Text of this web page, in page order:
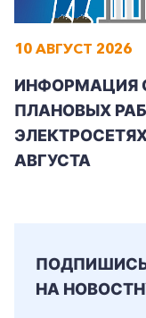
Заказать
Частным
10 АВГУСТ 2026
ИНФОРМАЦИЯ
ПЛАНОВЫХ
ЭЛЕКТРОСЕТЯХ
АВГУСТА
НА